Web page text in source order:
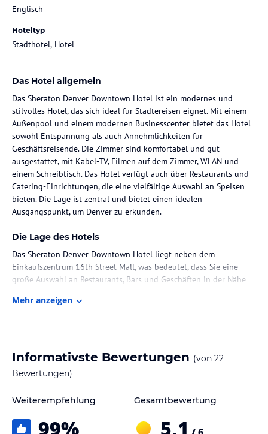
Englisch
Hoteltyp
Stadthotel, Hotel
Das Hotel allgemein
Das Sheraton Denver Downtown Hotel ist ein modernes und
stilvolles Hotel, das sich ideal für Städtereisen eignet. Mit einem
Außenpool und einem modernen Businesscenter bietet das Hotel
sowohl Entspannung als auch Annehmlichkeiten für
Geschäftsreisende. Die Zimmer sind komfortabel und gut
ausgestattet, mit Kabel-TV, Filmen auf dem Zimmer, WLAN und
einem Schreibtisch. Das Hotel verfügt auch über Restaurants und
Catering-Einrichtungen, die eine vielfältige Auswahl an Speisen
bieten. Die Lage ist zentral und bietet einen idealen
Ausgangspunkt, um Denver zu erkunden.
Die Lage des Hotels
Das Sheraton Denver Downtown Hotel liegt neben dem
Einkaufszentrum 16th Street Mall, was bedeutet, dass Sie eine
große Auswahl an Restaurants, Bars und Geschäften in der Nähe
Nähe. Der Denver International Airport ist etwa 41 km entfernt.
Etagen. Die Zimmer sind modern und stilvoll eingerichtet, mit
Klimaanlage, individuell regelbarer Heizung, Safe, Bügeleisen,
Flachbildfernseher, Sat-TV, Kabel-TV und Radio. Im Badezimmer
Mehr anzeigen
Informativste Bewertungen (von 22
Bewertungen)
Weiterempfehlung
99%
Gesamtbewertung
5,1